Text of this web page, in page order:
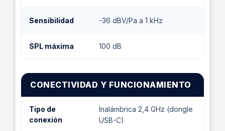
Sensibilidad -36 dBV/Pa a 1 kHz
SPL máxima 100 dB
CONECTIVIDAD Y FUNCIONAMIENTO
Tipo de
conexión
Inalámbrica 2,4 GHz (dongle
USB-C)